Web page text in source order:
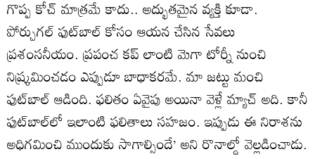
గొప్ప కోచ్ మాత్రమే కాదు.. అద్భుతమైన వ్యక్తి కూడా.
పోర్చుగల్ ఫుట్‌బాల్ కోసం ఆయన చేసిన సేవలు
ప్రశంసనీయం. ప్రపంచ కప్ లాంటి మెగా టోర్నీ నుంచి
నిష్క్రమించడం ఎప్పుడూ బాధాకరమే. మా జట్టు మంచి
ఫుట్‌బాల్ ఆడింది. ఫలితం ఏవైపు అయినా వెళ్లే మ్యాచ్ అది. కానీ
ఫుట్‌బాల్‌లో ఇలాంటి ఫలితాలు సహజం. ఇప్పుడు ఈ నిరాశను
అధిగమించి ముందుకు సాగాల్సిందే’ అని రొనాల్డో వెల్లడించాడు.